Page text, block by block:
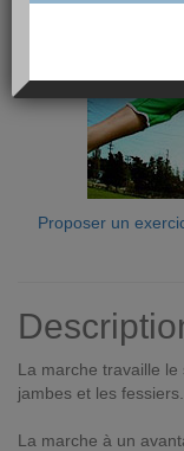
Proposer un
La marche travaille
jambes et les fessiers.
La marche à un